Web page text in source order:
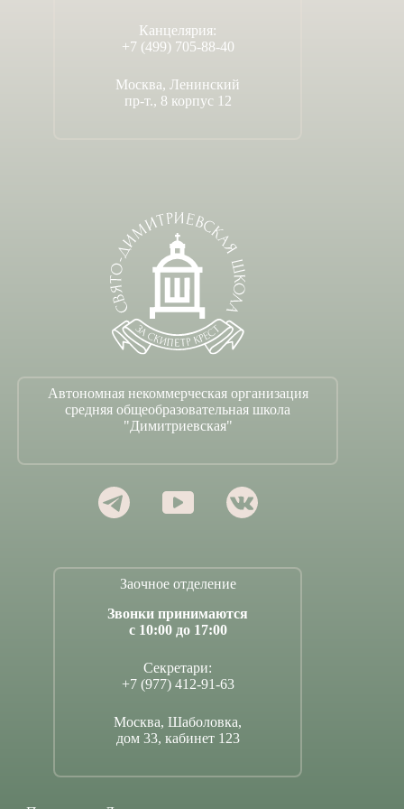
Канцелярия:
+7 (499) 705-88-40
Москва, Ленинский
пр-т., 8 корпус 12
Автономная некоммерческая организация
средняя общеобразовательная школа
"Димитриевская"
Заочное отделение
Звонки принимаются
с 10:00 до 17:00
Секретари:
+7 (977) 412-91-63
Москва, Шаболовка,
дом 33, кабинет 123